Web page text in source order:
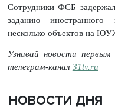
Сотрудники ФСБ
заданию иностранного
несколько объектов на
Узнавай новости
телеграм-канал 31tv.ru
НОВОСТИ ДНЯ